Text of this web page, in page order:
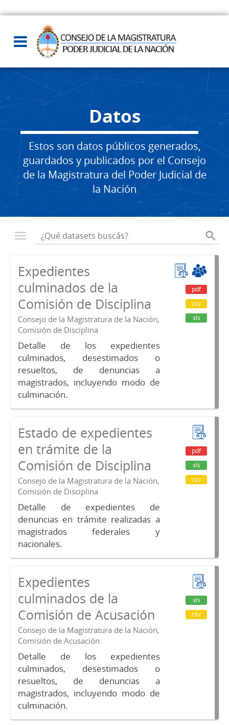
Datos
Estos son datos públicos generados,
guardados y publicados por el Consejo
de la Magistratura del Poder Judicial de
la Nación
Expedientes
culminados de la
Comisión de Disciplina
Consejo de la Magistratura de la Nación,
Comisión de Disciplina
Detalle de los expedientes
culminados, desestimados o
resueltos, de denuncias a
magistrados, incluyendo modo de
culminación.
pdf
csv
xls
Estado de expedientes
en trámite de la
Comisión de Disciplina
Consejo de la Magistratura de la Nación,
Comisión de Disciplina
Detalle de expedientes de
denuncias en trámite realizadas a
magistrados federales y
nacionales.
pdf
xls
csv
Expedientes
culminados de la
Comisión de Acusación
Consejo de la Magistratura de la Nación,
Comisión de Acusación
Detalle de los expedientes
culminados, desestimados o
resueltos, de denuncias a
magistrados, incluyendo modo de
culminación.
xls
csv